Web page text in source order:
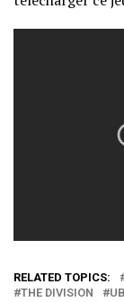
RELATED TOPICS:
THE DIVISION